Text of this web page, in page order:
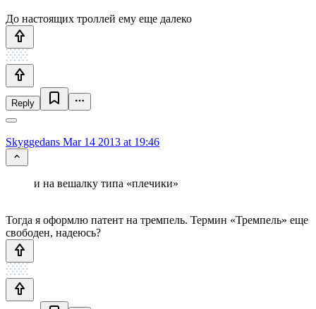
До настоящих троллей ему еще далеко
Reply
Skyggedans Mar 14 2013 at 19:46
и на вешалку типа «плечики»
Тогда я оформлю патент на тремпель. Термин «Тремпель» еще
свободен, надеюсь?